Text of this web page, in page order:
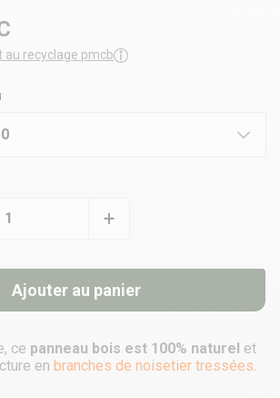
au recyclage pmcb
Ajouter au panier
ce panneau bois est 100% naturel et
en branches de noisetier tressées.